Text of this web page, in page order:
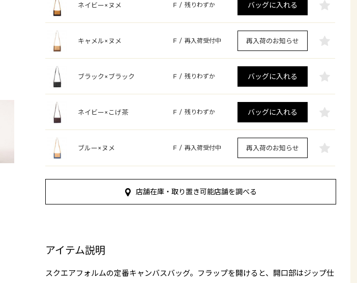
ネイビー×ヌメ F / 残りわずか バッグに入れる
キャメル×ヌメ F / 再入荷受付中 再入荷のお知らせ
ブラック×ブラック F / 残りわずか バッグに入れる
ネイビー×こげ茶 F / 残りわずか バッグに入れる
ブルー×ヌメ F / 再入荷受付中 再入荷のお知らせ
店舗在庫・取り置き可能店舗を調べる
アイテム説明
スクエアフォルムの定番キャンバスバッグ。フラップを開けると、開口部はジップ仕